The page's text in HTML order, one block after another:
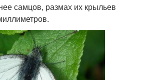
самцов, размах их крыльев